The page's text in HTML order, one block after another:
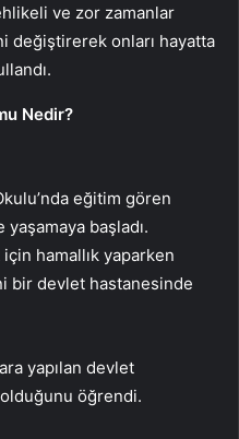
ve zor zamanlar
değiştirerek onları hayatta
Nedir?
eğitim gören
yaşamaya başladı.
hamallık yaparken
bir devlet hastanesinde
yapılan devlet
olduğunu öğrendi.